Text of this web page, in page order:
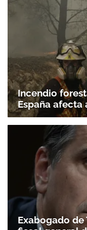
Incendio
España afecta
Exabogado